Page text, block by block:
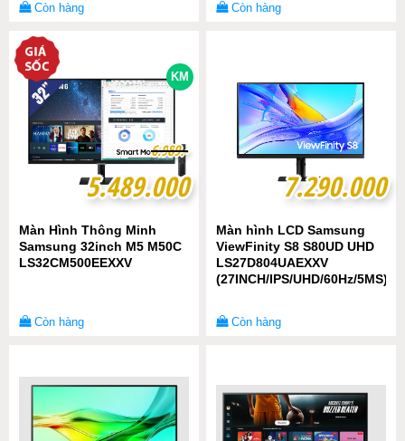
Còn hàng Còn hàng
KM
5.489.000
5.489.000
6.989.-
6.989.-
Màn Hình Thông Minh
Samsung 32inch M5 M50C
LS32CM500EEXXV
Còn hàng
7.290.000
7.290.000
Màn hình LCD Samsung
ViewFinity S8 S80UD UHD
LS27D804UAEXXV
(27INCH/IPS/UHD/60Hz/5MS)
Còn hàng